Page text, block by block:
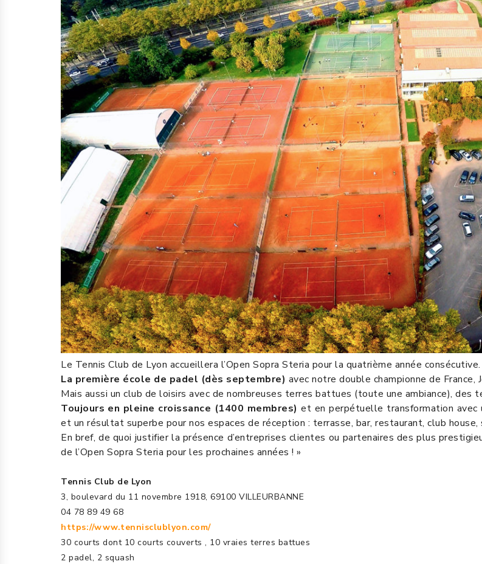
Le Tennis Club de Lyon accueillera l’Open Sopra Steria pour la quatrième année consécutive.
La première école de padel (dès septembre) avec notre double championne de France,
Mais aussi un club de loisirs avec de nombreuses terres battues (toute une ambiance),
Toujours en pleine croissance (1400 membres) et en perpétuelle transformation avec
et un résultat superbe pour nos espaces de réception : terrasse, bar, restaurant, club
En bref, de quoi justifier la présence d’entreprises clientes ou partenaires des plus
de l’Open Sopra Steria pour les prochaines années ! »
Tennis Club de Lyon
3, boulevard du 11 novembre 1918, 69100 VILLEURBANNE
04 78 89 49 68
https://www.tennisclublyon.com/
30 courts dont 10 courts couverts , 10 vraies terres battues
2 padel, 2 squash